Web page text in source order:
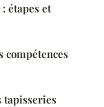
étapes et
compétences
tapisseries